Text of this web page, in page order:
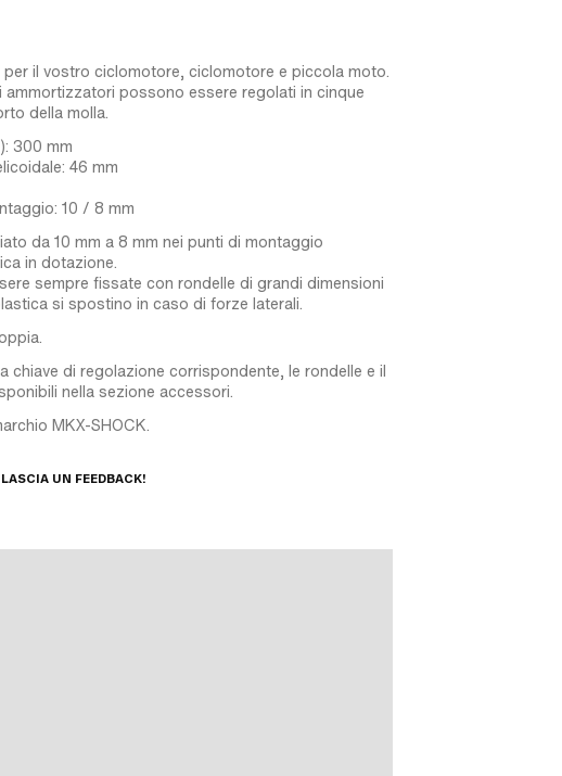
il vostro ciclomotore, ciclomotore e piccola moto.
possono essere regolati in cinque
della molla.
300 mm
46 mm
10 / 8 mm
da 10 mm a 8 mm nei punti di montaggio
in dotazione.
sempre fissate con rondelle di grandi dimensioni
si spostino in caso di forze laterali.
chiave di regolazione corrispondente, le rondelle e il
nella sezione accessori.
MKX-SHOCK.
UN FEEDBACK!